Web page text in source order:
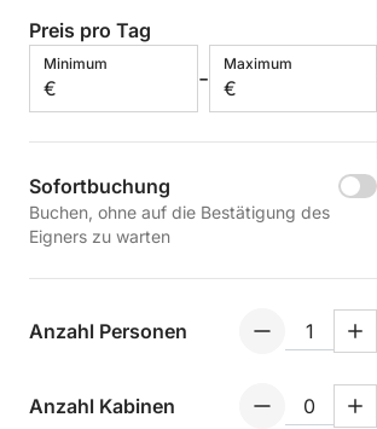
Preis pro Tag
Minimum
€ -
Maximum
€
Sofortbuchung
Buchen, ohne auf die Bestätigung des
Eigners zu warten
Anzahl Personen
Anzahl Kabinen